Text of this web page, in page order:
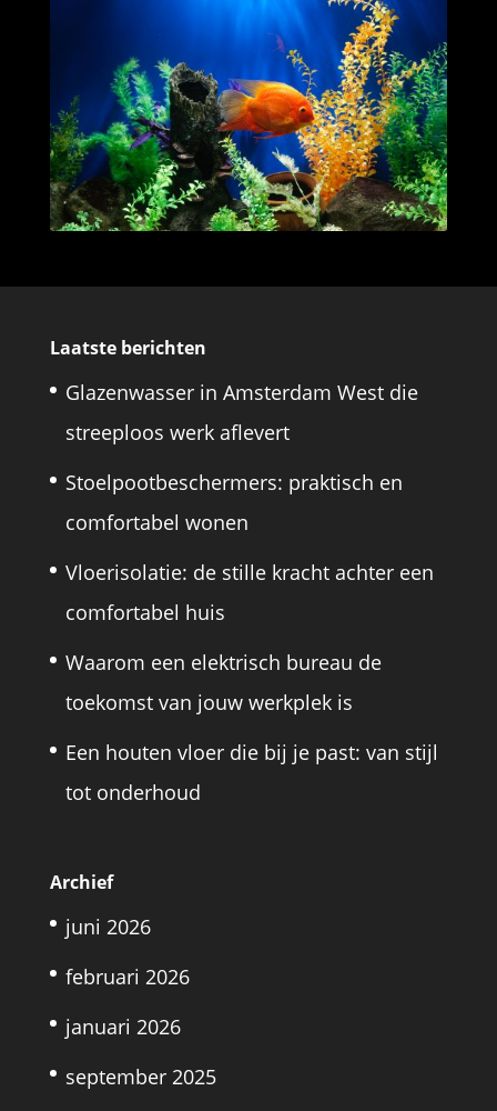
Laatste berichten
Glazenwasser in Amsterdam West die
streeploos werk aflevert
Stoelpootbeschermers: praktisch en
comfortabel wonen
Vloerisolatie: de stille kracht achter een
comfortabel huis
Waarom een elektrisch bureau de
toekomst van jouw werkplek is
Een houten vloer die bij je past: van stijl
tot onderhoud
Archief
juni 2026
februari 2026
januari 2026
september 2025